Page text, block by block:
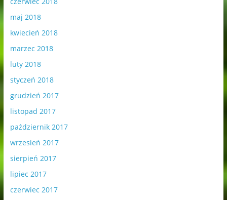
maj 2018
kwiecień 2018
marzec 2018
luty 2018
styczeń 2018
grudzień 2017
listopad 2017
październik 2017
wrzesień 2017
sierpień 2017
lipiec 2017
czerwiec 2017